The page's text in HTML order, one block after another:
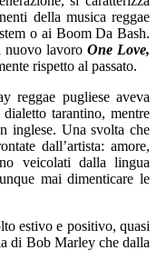
della musica reggae
o ai Boom Da Bash.
nuovo lavoro One Love,
rispetto al passato.
reggae pugliese aveva
tarantino, mentre
inglese. Una svolta che
dall’artista: amore,
veicolati dalla lingua
mai dimenticare le
estivo e positivo, quasi
di Bob Marley che dalla